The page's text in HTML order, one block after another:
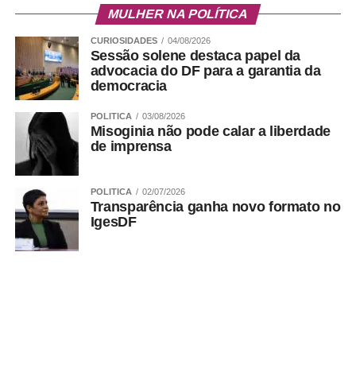
MULHER NA POLÍTICA
CURIOSIDADES 04/08/2026
Sessão solene destaca papel da
advocacia do DF para a garantia da
democracia
POLITICA 03/08/2026
Misoginia não pode calar a liberdade
de imprensa
POLITICA 02/07/2026
Transparência ganha novo formato no
IgesDF